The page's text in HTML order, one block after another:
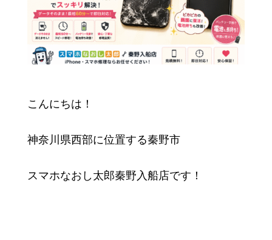
こんにちは！
神奈川県西部に位置する秦野市
スマホなおし太郎秦野入船店です！